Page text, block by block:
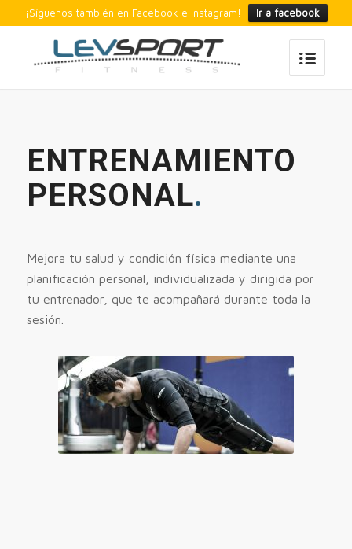
¡Síguenos también en Facebook e Instagram! Ir a facebook
ENTRENAMIENTO
PERSONAL.
Mejora tu salud y condición física mediante una
planificación personal, individualizada y dirigida por
tu entrenador, que te acompañará durante toda la
sesión.